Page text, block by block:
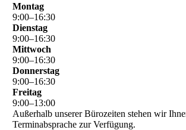
Montag
9:00–16:30
Dienstag
9:00–16:30
Mittwoch
9:00–16:30
Donnerstag
9:00–16:30
Freitag
9:00–13:00
Außerhalb unserer Bürozeiten stehen wir
Terminabsprache zur Verfügung.